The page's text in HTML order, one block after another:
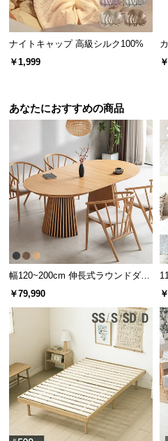
天板はネジでがっちり固定
ガラス天板は4ヵ所のネジで
す。簡単にフレームから離
す。
最高100℃まで耐える優れ
強化ガラス天板の耐熱温度は
いものをこぼしても気にせ
ナイトキャップ 高級シルク100%
￥1,999
あなたにおすすめの商品
幅120~200cm 伸長式ラウンドダイ
ニングテーブル 6人掛け 天然木突
板 美しい格子デザイン
￥79,990